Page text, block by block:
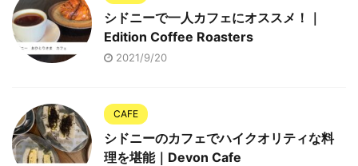
シドニーで一人カフェにオススメ！｜
Edition Coffee Roasters
2021/9/20
CAFE
シドニーのカフェでハイクオリティな料
理を堪能｜Devon Cafe